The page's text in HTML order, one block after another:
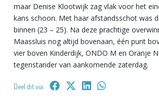
maar Denise Klootwijk zag vlak voor het
kans schoon. Met haar afstandsschot was
binnen (23 – 25). Na deze prachtige
Maassluis nog altijd bovenaan, één punt
vier boven Kinderdijk, ONDO M en Oranje
tegenstander van aankomende zaterdag.
Deel dit via: